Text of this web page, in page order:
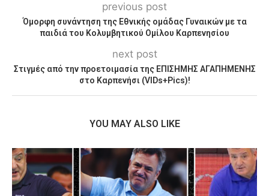
previous post
Όμορφη συνάντηση της Εθνικής ομάδας Γυναικών με τα
παιδιά του Κολυμβητικού Ομίλου Καρπενησίου
next post
Στιγμές από την προετοιμασία της ΕΠΙΣΗΜΗΣ ΑΓΑΠΗΜΕΝΗΣ
στο Καρπενήσι (VIDs+Pics)!
YOU MAY ALSO LIKE